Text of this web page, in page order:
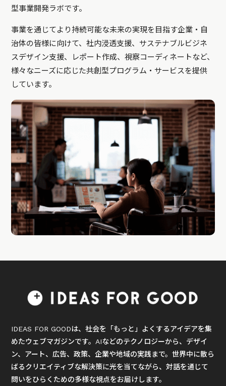
型事業開発ラボです。
事業を通じてより持続可能な未来の実現を目指す企業・自
治体の皆様に向けて、社内浸透支援、サステナブルビジネ
スデザイン支援、レポート作成、視察コーディネートなど、
様々なニーズに応じた共創型プログラム・サービスを提供
しています。
IDEAS FOR GOODは、社会を「もっと」よくするアイデアを集
めたウェブマガジンです。AIなどのテクノロジーから、デザイ
ン、アート、広告、政策、企業や地域の実践まで。世界中に散ら
ばるクリエイティブな解決策に光を当てながら、対話を通じて
問いをひらくための多様な視点をお届けします。